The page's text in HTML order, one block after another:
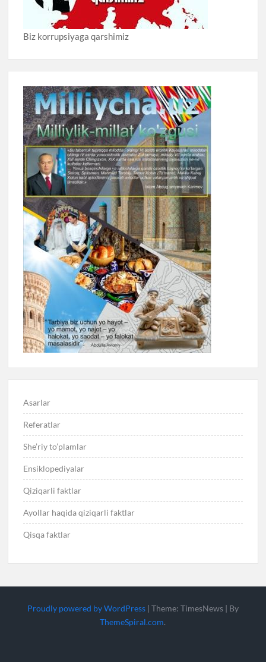
Biz korrupsiyaga qarshimiz
Asarlar
Referatlar
She’riy to’plamlar
Ensiklopediyalar
Qiziqarli faktlar
Ayollar haqida qiziqarli faktlar
Qisqa faktlar
Proudly powered by WordPress | Theme: TimesNews | By
ThemeSpiral.com.